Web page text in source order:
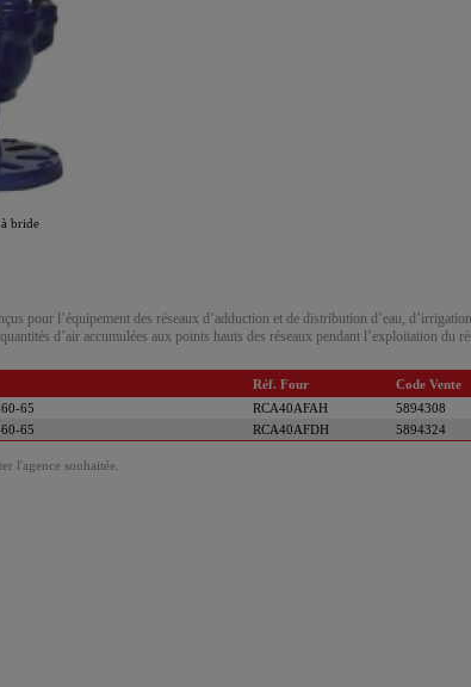
bride
pour l’équipement des réseaux d’adduction et de distribution d’eau,
d’air accumulées aux points hauts des réseaux pendant l’exploitation du
Réf. Four Code Vente
65
RCA40AFAH 5894308
65
RCA40AFDH 5894324
l'agence souhaitée.